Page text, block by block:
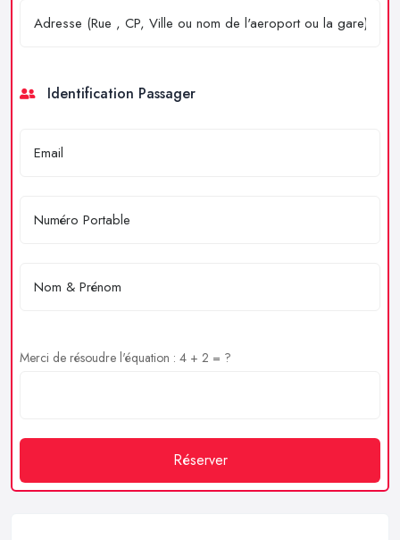
Identification Passager
Merci de résoudre l'équation : 4 + 2 = ?
Réserver